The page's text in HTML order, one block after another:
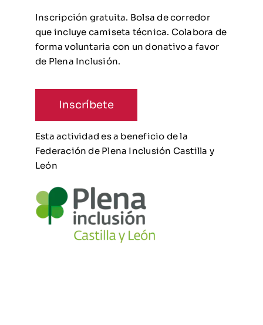
Inscripción gratuita. Bolsa de corredor
que incluye camiseta técnica. Colabora de
forma voluntaria con un donativo a favor
de Plena Inclusión.
Inscríbete
Esta actividad es a beneficio de la
Federación de Plena Inclusión Castilla y
León